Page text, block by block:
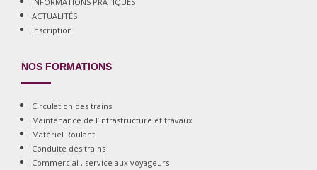
ACTUALITÉS
Inscription
NOS FORMATIONS
Circulation des trains
Maintenance de l’infrastructure et travaux
Matériel Roulant
Conduite des trains
Commercial , service aux voyageurs